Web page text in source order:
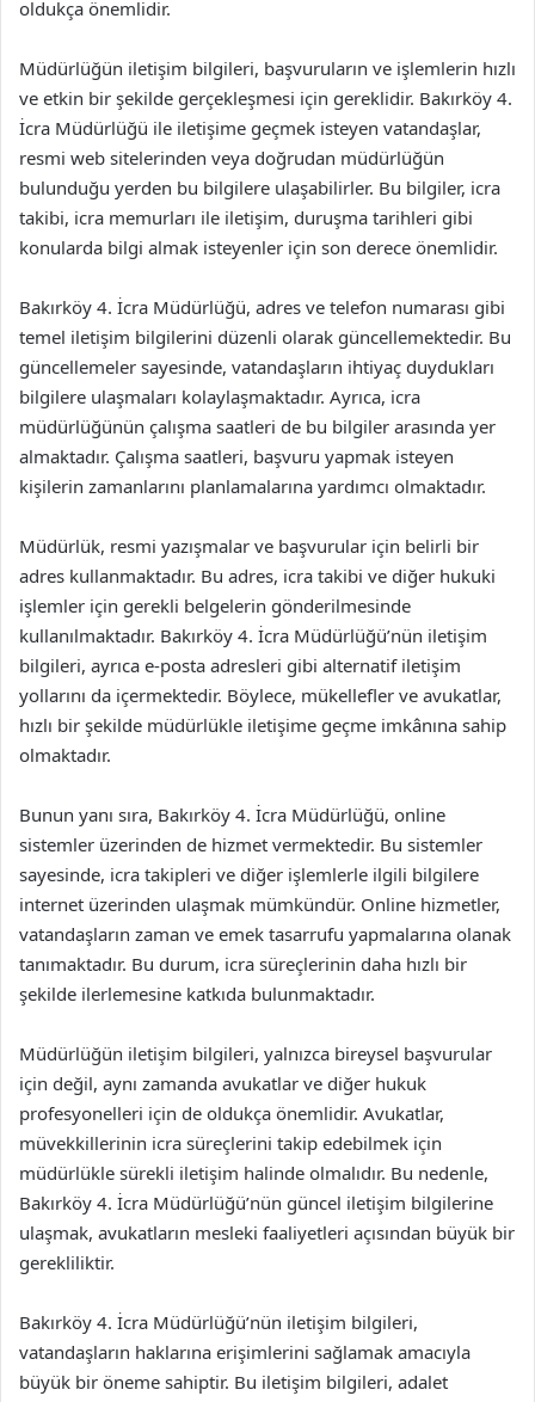
oldukça önemlidir.
Müdürlüğün iletişim bilgileri, başvuruların ve işlemlerin hızlı
ve etkin bir şekilde gerçekleşmesi için gereklidir. Bakırköy 4.
İcra Müdürlüğü ile iletişime geçmek isteyen vatandaşlar,
resmi web sitelerinden veya doğrudan müdürlüğün
bulunduğu yerden bu bilgilere ulaşabilirler. Bu bilgiler, icra
takibi, icra memurları ile iletişim, duruşma tarihleri gibi
konularda bilgi almak isteyenler için son derece önemlidir.
Bakırköy 4. İcra Müdürlüğü, adres ve telefon numarası gibi
temel iletişim bilgilerini düzenli olarak güncellemektedir. Bu
güncellemeler sayesinde, vatandaşların ihtiyaç duydukları
bilgilere ulaşmaları kolaylaşmaktadır. Ayrıca, icra
müdürlüğünün çalışma saatleri de bu bilgiler arasında yer
almaktadır. Çalışma saatleri, başvuru yapmak isteyen
kişilerin zamanlarını planlamalarına yardımcı olmaktadır.
Müdürlük, resmi yazışmalar ve başvurular için belirli bir
adres kullanmaktadır. Bu adres, icra takibi ve diğer hukuki
işlemler için gerekli belgelerin gönderilmesinde
kullanılmaktadır. Bakırköy 4. İcra Müdürlüğü’nün iletişim
bilgileri, ayrıca e-posta adresleri gibi alternatif iletişim
yollarını da içermektedir. Böylece, mükellefler ve avukatlar,
hızlı bir şekilde müdürlükle iletişime geçme imkânına sahip
olmaktadır.
Bunun yanı sıra, Bakırköy 4. İcra Müdürlüğü, online
sistemler üzerinden de hizmet vermektedir. Bu sistemler
sayesinde, icra takipleri ve diğer işlemlerle ilgili bilgilere
internet üzerinden ulaşmak mümkündür. Online hizmetler,
vatandaşların zaman ve emek tasarrufu yapmalarına olanak
tanımaktadır. Bu durum, icra süreçlerinin daha hızlı bir
şekilde ilerlemesine katkıda bulunmaktadır.
Müdürlüğün iletişim bilgileri, yalnızca bireysel başvurular
için değil, aynı zamanda avukatlar ve diğer hukuk
profesyonelleri için de oldukça önemlidir. Avukatlar,
müvekkillerinin icra süreçlerini takip edebilmek için
müdürlükle sürekli iletişim halinde olmalıdır. Bu nedenle,
Bakırköy 4. İcra Müdürlüğü’nün güncel iletişim bilgilerine
ulaşmak, avukatların mesleki faaliyetleri açısından büyük bir
gerekliliktir.
Bakırköy 4. İcra Müdürlüğü’nün iletişim bilgileri,
vatandaşların haklarına erişimlerini sağlamak amacıyla
büyük bir öneme sahiptir. Bu iletişim bilgileri, adalet